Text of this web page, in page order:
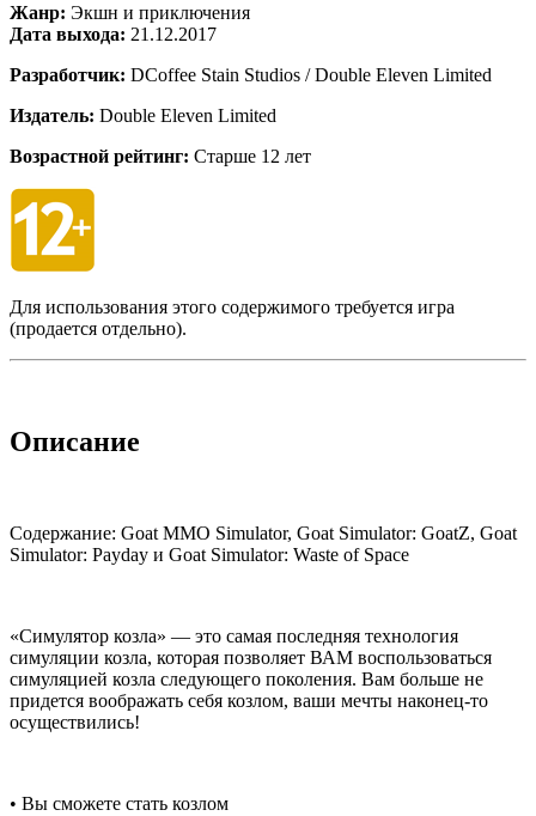
Жанр: Экшн и приключения
Дата выхода: 21.12.2017
Разработчик: DCoffee Stain Studios / Double Eleven Limited
Издатель: Double Eleven Limited
Возрастной рейтинг: Старше 12 лет
Для использования этого содержимого требуется игра
(продается отдельно).
Описание
Содержание: Goat MMO Simulator, Goat Simulator: GoatZ, Goat
Simulator: Payday и Goat Simulator: Waste of Space
«Симулятор козла» — это самая последняя технология
симуляции козла, которая позволяет ВАМ воспользоваться
симуляцией козла следующего поколения. Вам больше не
придется воображать себя козлом, ваши мечты наконец-то
осуществились!
• Вы сможете стать козлом